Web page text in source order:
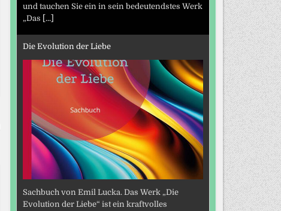
und tauchen Sie ein in sein bedeutendstes Werk
„Das [...]
Die Evolution der Liebe
Sachbuch von Emil Lucka. Das Werk „Die
Evolution der Liebe“ ist ein kraftvolles